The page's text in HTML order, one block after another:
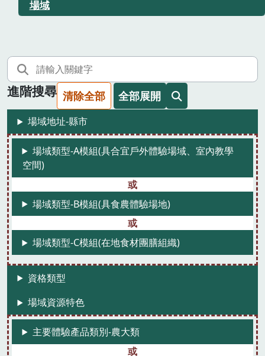
場域
進階搜尋 清除全部 全部展開
場域地址-縣市
場域類型-A模組(具合宜戶外體驗場域、室內教學
空間)
場域類型-B模組(具食農體驗場地)
場域類型-C模組(在地食材團膳組織)
資格類型
場域資源特色
主要體驗產品類別-農大類